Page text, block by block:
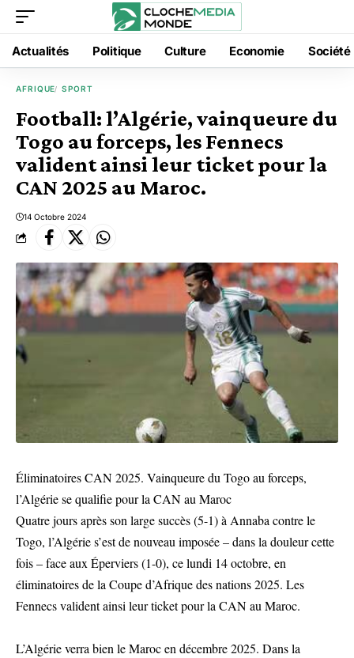
Actualités Politique Culture Economie Société
AFRIQUE SPORT
Football: l’Algérie, vainqueure du
Togo au forceps, les Fennecs
valident ainsi leur ticket pour la
CAN 2025 au Maroc.
14 Octobre 2024
Éliminatoires CAN 2025. Vainqueure du Togo au forceps,
l’Algérie se qualifie pour la CAN au Maroc
Quatre jours après son large succès (5-1) à Annaba contre le
Togo, l’Algérie s’est de nouveau imposée – dans la douleur cette
fois – face aux Éperviers (1-0), ce lundi 14 octobre, en
éliminatoires de la Coupe d’Afrique des nations 2025. Les
Fennecs valident ainsi leur ticket pour la CAN au Maroc.
L’Algérie verra bien le Maroc en décembre 2025. Dans la